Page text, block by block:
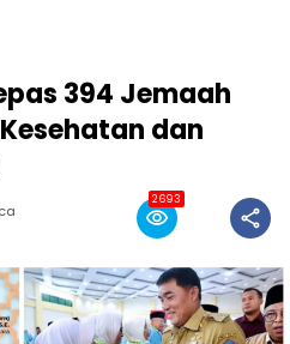
394 Jemaah
dan
2693